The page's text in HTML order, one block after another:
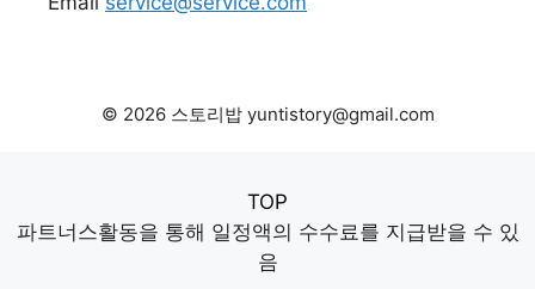
© 2026 스토리밥 yuntistory@gmail.com
TOP
파트너스활동을 통해 일정액의 수수료를 지급받을 수 있
음